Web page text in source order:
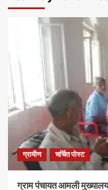
ग्रामीण चर्चित पोस्ट
ग्राम पंचायत आमली